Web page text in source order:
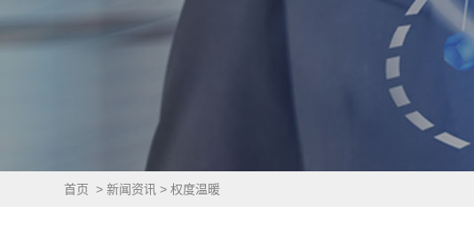
首页 > 新闻资讯 > 权度温暖